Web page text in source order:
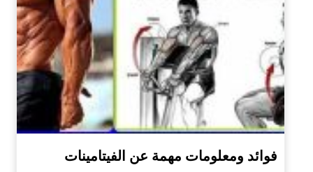
فوائد ومعلومات مهمة عن الفيتامينات